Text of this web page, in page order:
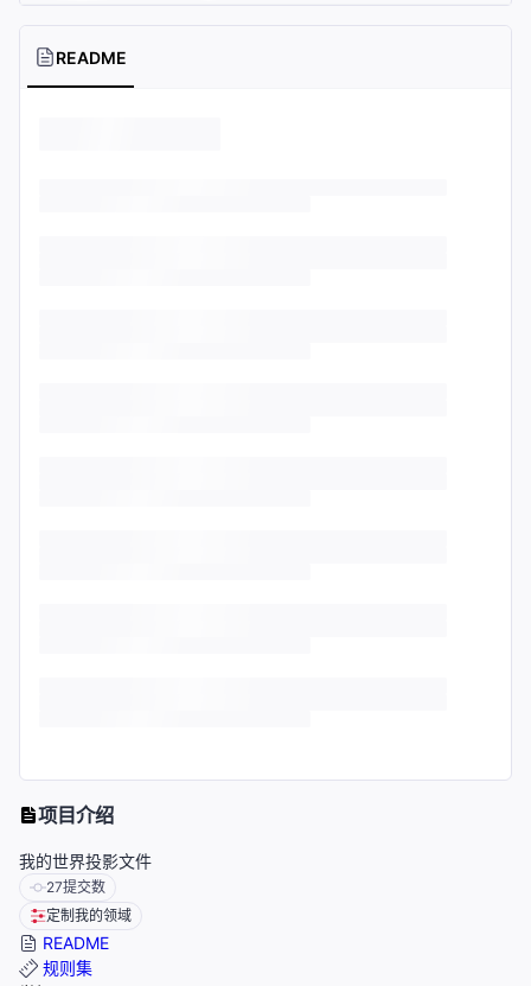
README
项目介绍
我的世界投影文件
27提交数
定制我的领域
README
规则集